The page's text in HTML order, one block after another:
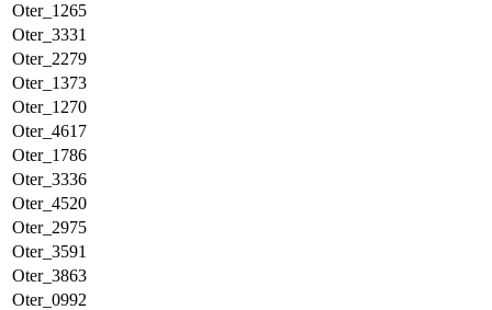
Oter_1265
Oter_3331
Oter_2279
Oter_1373
Oter_1270
Oter_4617
Oter_1786
Oter_3336
Oter_4520
Oter_2975
Oter_3591
Oter_3863
Oter_0992